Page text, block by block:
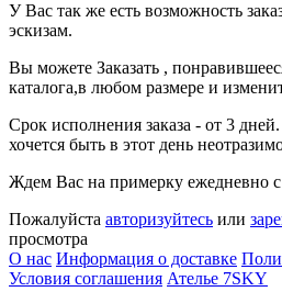
У Вас так же есть возможность
эскизам.
Вы можете Заказать ,
каталога,в любом размере и
Срок исполнения заказа - от 3
хочется быть в этот день
Ждем Вас на примерку ежедневно с
Пожалуйста авторизуйтесь или
просмотра
О нас Информация о доставке
Условия соглашения Ателье 7SKY